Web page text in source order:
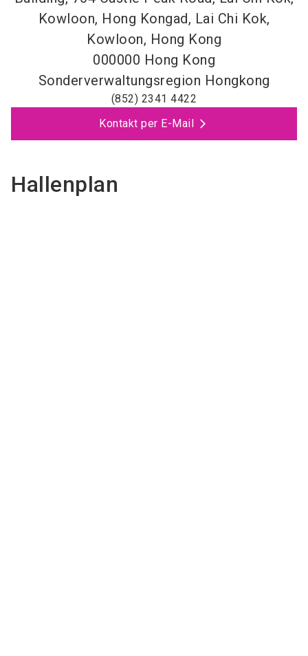
Kowloon, Hong Kongad, Lai Chi Kok,
Kowloon, Hong Kong
000000 Hong Kong
Sonderverwaltungsregion Hongkong
(852) 2341 4422
Kontakt per E-Mail
Hallenplan